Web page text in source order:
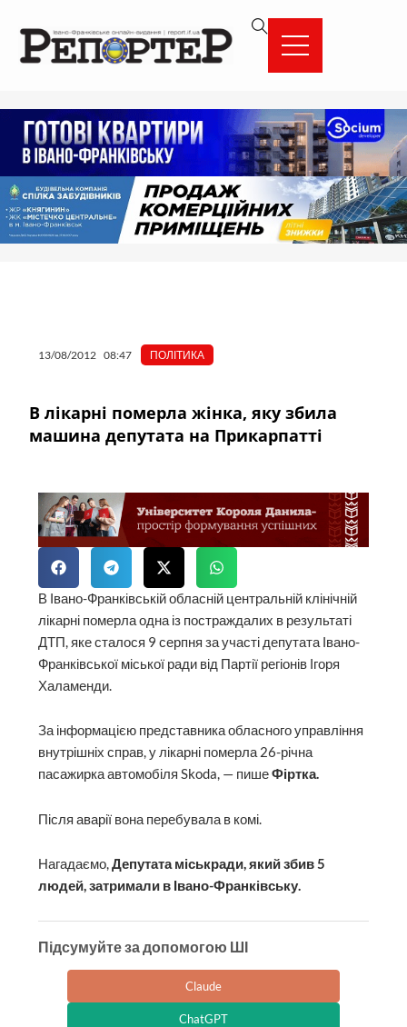
вмісту
13/08/2012 08:47 ПОЛІТИКА
В лікарні померла жінка, яку збила
машина депутата на Прикарпатті
В Івано-Франківській обласній центральній клінічній
лікарні померла одна із постраждалих в результаті
ДТП, яке сталося 9 серпня за участі депутата Івано-
Франківської міської ради від Партії регіонів Ігоря
Халаменди.
За інформацією представника обласного управління
внутрішніх справ, у лікарні померла 26-річна
пасажирка автомобіля Skoda, — пишеФіртка.
Після аварії вона перебувала в комі.
Нагадаємо,Депутата міськради, який збив 5
людей, затримали в Івано-Франківську.
Підсумуйте за допомогою ШІ
Claude
ChatGPT